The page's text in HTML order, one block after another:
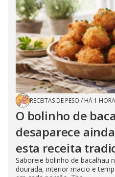
RECEITAS DE PESO / HÁ 1 HORA
O bolinho de
desaparece
esta receita
Saboreie bolinho de bacalhau
dourada, interior macio e